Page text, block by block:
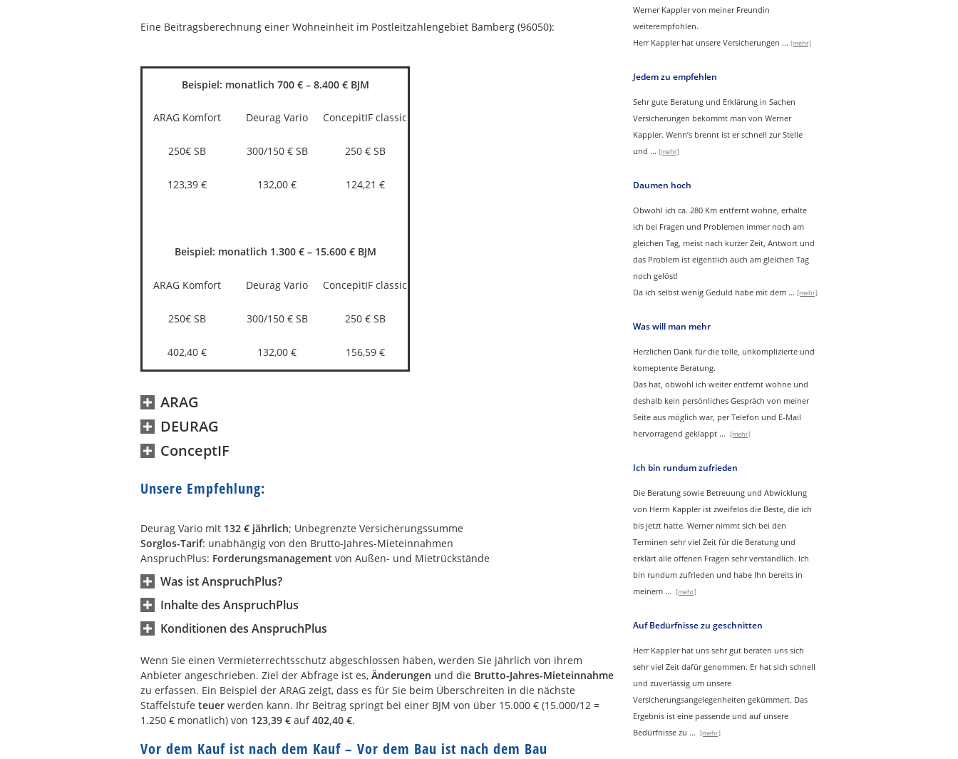
Werner Kappler von meiner Freundin
weiterempfohlen.
Herr Kappler hat unsere Versicherungen ... [mehr]
Jedem zu empfehlen
Sehr gute Beratung und Erklärung in Sachen
Versicherungen bekommt man von Werner
Kappler. Wenn’s brennt ist er schnell zur Stelle
und ... [mehr]
Daumen hoch
Obwohl ich ca. 280 Km entfernt wohne, erhalte
ich bei Fragen und Problemen immer noch am
gleichen Tag, meist nach kurzer Zeit, Antwort und
das Problem ist eigentlich auch am gleichen Tag
noch gelöst!
Da ich selbst wenig Geduld habe mit dem ... [mehr]
Was will man mehr
Herzlichen Dank für die tolle, unkomplizierte und
komeptente Beratung.
Das hat, obwohl ich weiter entfernt wohne und
deshalb kein persönliches Gespräch von meiner
Seite aus möglich war, per Telefon und E-Mail
hervorragend geklappt ... [mehr]
Ich bin rundum zufrieden
Die Beratung sowie Betreuung und Abwicklung
von Herrn Kappler ist zweifelos die Beste, die ich
bis jetzt hatte. Werner nimmt sich bei den
Terminen sehr viel Zeit für die Beratung und
erklärt alle offenen Fragen sehr verständlich. Ich
bin rundum zufrieden und habe Ihn bereits in
meinem ... [mehr]
Auf Bedürfnisse zu geschnitten
Herr Kappler hat uns sehr gut beraten uns sich
sehr viel Zeit dafür genommen. Er hat sich schnell
und zuverlässig um unsere
Versicherungsangelegenheiten gekümmert. Das
Ergebnis ist eine passende und auf unsere
Bedürfnisse zu ... [mehr]
Eine Beitragsberechnung einer Wohneinheit im Postleitzahlengebiet Bamberg (96050):
Beispiel: monatlich 700 € – 8.400 € BJM
ARAG Komfort Deurag Vario ConcepitIF classic
250€ SB 300/150 € SB 250 € SB
123,39 € 132,00 € 124,21 €
Beispiel: monatlich 1.300 € – 15.600 € BJM
ARAG Komfort Deurag Vario ConcepitIF classic
250€ SB 300/150 € SB 250 € SB
402,40 € 132,00 € 156,59 €
ARAG
DEURAG
ConceptIF
Unsere Empfehlung:
Deurag Vario mit 132 € jährlich; Unbegrenzte Versicherungssumme
Sorglos-Tarif: unabhängig von den Brutto-Jahres-Mieteinnahmen
AnspruchPlus: Forderungsmanagement von Außen- und Mietrückstände
Was ist AnspruchPlus?
Inhalte des AnspruchPlus
Konditionen des AnspruchPlus
Wenn Sie einen Vermieterrechtsschutz abgeschlossen haben, werden Sie jährlich von ihrem
Anbieter angeschrieben. Ziel der Abfrage ist es, Änderungen und die Brutto-Jahres-Mieteinnahme
zu erfassen. Ein Beispiel der ARAG zeigt, dass es für Sie beim Überschreiten in die nächste
Staffelstufe teuer werden kann. Ihr Beitrag springt bei einer BJM von über 15.000 € (15.000/12 =
1.250 € monatlich) von 123,39 € auf402,40 €.
Vor dem Kauf ist nach dem Kauf – Vor dem Bau ist nach dem Bau